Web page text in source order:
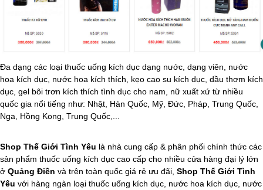
Đa dạng các loại thuốc uống kích dục dạng nước, dạng viên, nước
hoa kích dục, nước hoa kích thích, kẹo cao su kích dục, dầu thơm kích
dục, gel bôi trơn kích thích tình dục cho nam, nữ xuất xứ từ nhiều
quốc gia nổi tiếng như: Nhật, Hàn Quốc, Mỹ, Đức, Pháp, Trung Quốc,
Nga, Hồng Kong, Trung Quốc,...
Shop Thế Giới Tình Yêu là nhà cung cấp & phân phối chính thức các
sản phẩm thuốc uống kích dục cao cấp cho nhiều cửa hàng đại lý lớn
ở Quảng Điền và trên toàn quốc giá rẻ ưu đãi, Shop Thế Giới Tình
Yêu với hàng ngàn loại thuốc uống kích dục, nước hoa kích dục, nước